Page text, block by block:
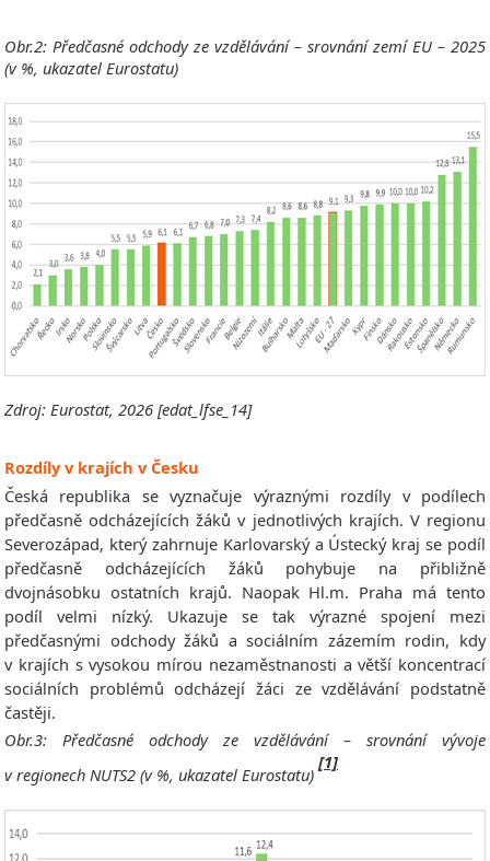
Obr.2: Předčasné odchody ze vzdělávání – srovnání zemí EU – 2025
(v %, ukazatel Eurostatu)
Zdroj: Eurostat, 2026 [edat_lfse_14]
Rozdíly v krajích v Česku
Česká republika se vyznačuje výraznými rozdíly v podílech
předčasně odcházejících žáků v jednotlivých krajích. V regionu
Severozápad, který zahrnuje Karlovarský a Ústecký kraj se podíl
předčasně odcházejících žáků pohybuje na přibližně
dvojnásobku ostatních krajů. Naopak Hl.m. Praha má tento
podíl velmi nízký. Ukazuje se tak výrazné spojení mezi
předčasnými odchody žáků a sociálním zázemím rodin, kdy
v krajích s vysokou mírou nezaměstnanosti a větší koncentrací
sociálních problémů odcházejí žáci ze vzdělávání podstatně
častěji.
Obr.3: Předčasné odchody ze vzdělávání – srovnání vývoje
v regionech NUTS2 (v %, ukazatel Eurostatu)
[1]